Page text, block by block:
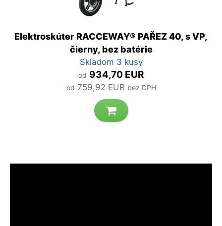
Elektroskúter RACCEWAY® PAŘEZ 40, s VP,
čierny, bez batérie
Skladom 3 kusy
od 934,70 EUR
od 759,92 EUR bez DPH